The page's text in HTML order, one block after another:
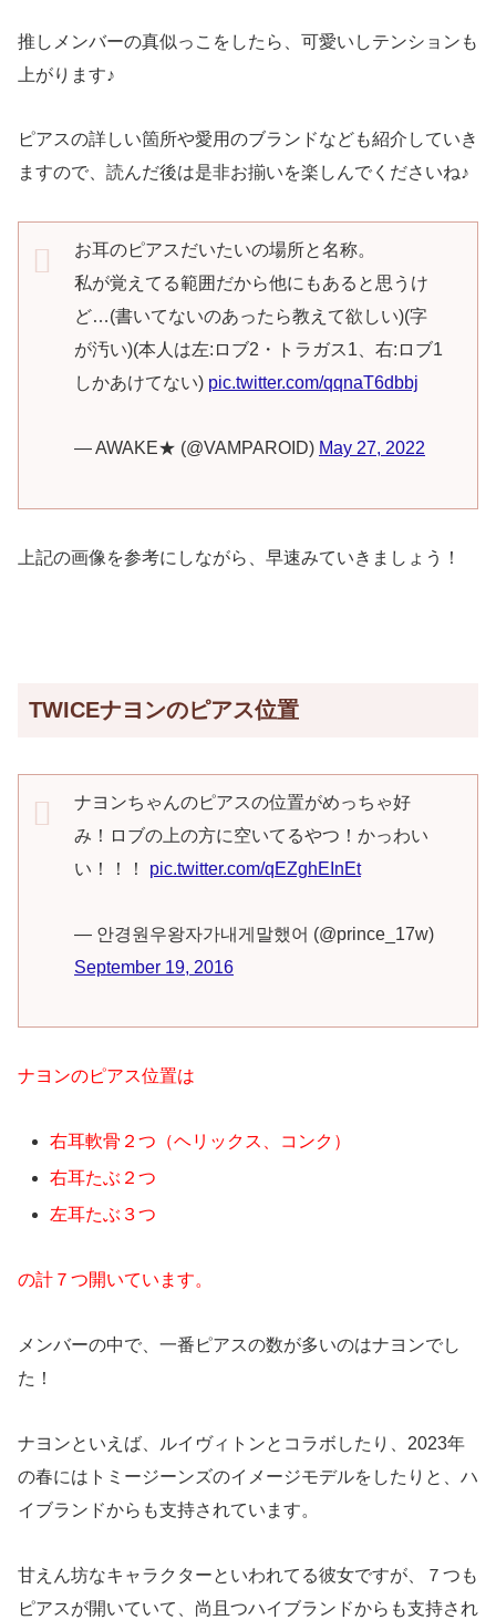
推しメンバーの真似っこをしたら、可愛いしテンションも
上がります♪
ピアスの詳しい箇所や愛用のブランドなども紹介していき
ますので、読んだ後は是非お揃いを楽しんでくださいね♪
お耳のピアスだいたいの場所と名称。
私が覚えてる範囲だから他にもあると思うけ
ど…(書いてないのあったら教えて欲しい)(字
が汚い)(本人は左:ロブ2・トラガス1、右:ロブ1
しかあけてない) pic.twitter.com/qqnaT6dbbj
— AWAKE★ (@VAMPAROID) May 27, 2022
上記の画像を参考にしながら、早速みていきましょう！
TWICEナヨンのピアス位置
ナヨンちゃんのピアスの位置がめっちゃ好
み！ロブの上の方に空いてるやつ！かっわい
い！！！ pic.twitter.com/qEZghEInEt
— 안경원우왕자가내게말했어 (@prince_17w)
September 19, 2016
ナヨンのピアス位置は
右耳軟骨２つ（ヘリックス、コンク）
右耳たぶ２つ
左耳たぶ３つ
の計７つ開いています。
メンバーの中で、一番ピアスの数が多いのはナヨンでし
た！
ナヨンといえば、ルイヴィトンとコラボしたり、2023年
の春にはトミージーンズのイメージモデルをしたりと、ハ
イブランドからも支持されています。
甘えん坊なキャラクターといわれてる彼女ですが、７つも
ピアスが開いていて、尚且つハイブランドからも支持され